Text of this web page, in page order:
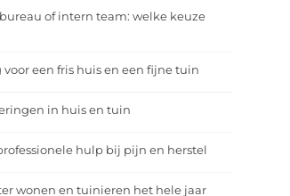
of intern team: welke keuze
een fris huis en een fijne tuin
in huis en tuin
hulp bij pijn en herstel
wonen en tuinieren het hele jaar